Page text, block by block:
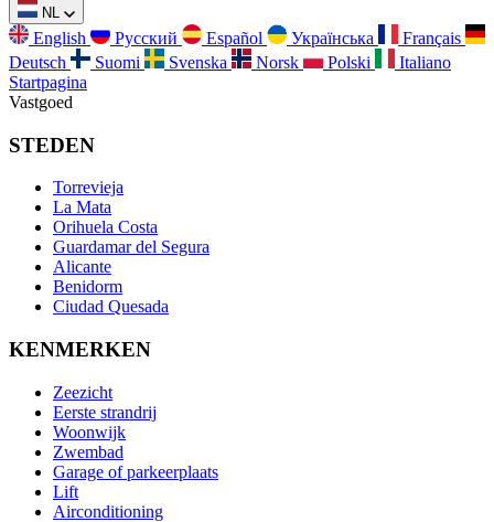
NL
English Русский Español Українська
Français
Deutsch
Suomi Svenska Norsk Polski
Italiano
Startpagina
Vastgoed
STEDEN
Torrevieja
La Mata
Orihuela Costa
Guardamar del Segura
Alicante
Benidorm
Ciudad Quesada
KENMERKEN
Zeezicht
Eerste strandrij
Woonwijk
Zwembad
Garage of parkeerplaats
Lift
Airconditioning